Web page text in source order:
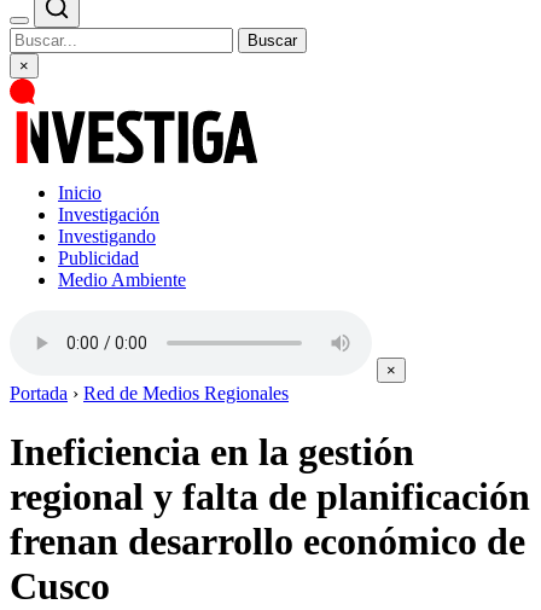
Buscar
×
Inicio
Investigación
Investigando
Publicidad
Medio Ambiente
×
Portada › Red de Medios Regionales
Ineficiencia en la gestión
regional y falta de planificación
frenan desarrollo económico de
Cusco